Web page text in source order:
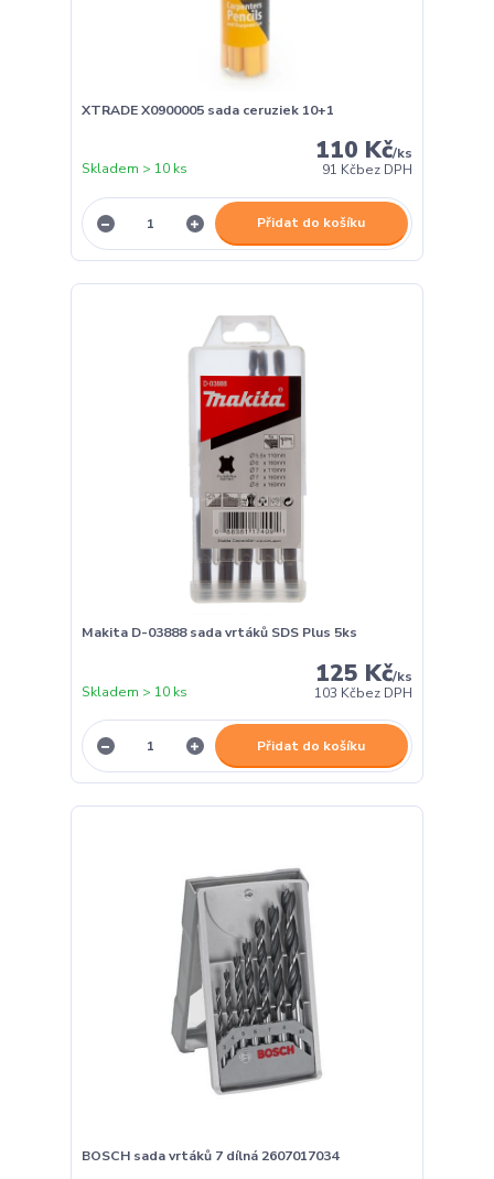
XTRADE X0900005 sada ceruziek 10+1
110 Kč/ks
91 Kčbez DPH
Skladem > 10 ks
Přidat do košíku
Makita D-03888 sada vrtáků SDS Plus 5ks
125 Kč/ks
103 Kčbez DPH
Skladem > 10 ks
Přidat do košíku
BOSCH sada vrtáků 7 dílná 2607017034